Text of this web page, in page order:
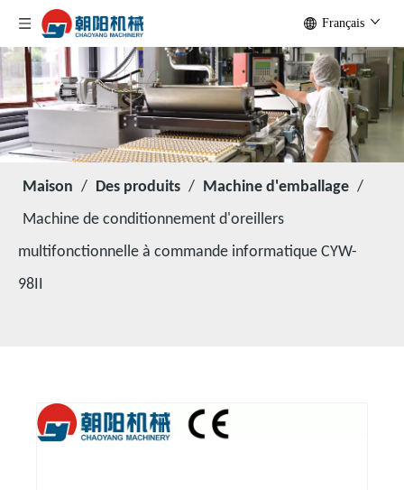
Français
Maison / Des produits / Machine d'emballage /
Machine de conditionnement d'oreillers
multifonctionnelle à commande informatique CYW-
98II